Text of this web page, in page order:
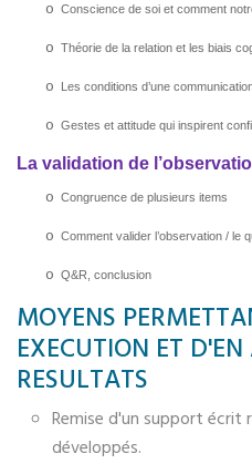
o Conscience de soi et comment
o Théorie de la relation et les biais
o Les conditions d’une
o Gestes et attitude qui inspirent
La validation de
o Congruence de plusieurs items
o Comment valider l’observation / le
o Q&R, conclusion
MOYENS
EXECUTION ET D'EN
RESULTATS
Remise d'un support écrit
développés.